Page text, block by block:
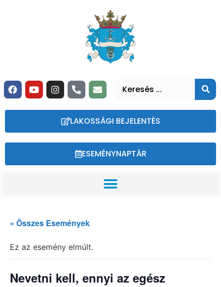
LAKOSSÁGI BEJELENTÉS
ESEMÉNYNAPTÁR
« Összes Események
Ez az esemény elmúlt.
Nevetni kell, ennyi az egész